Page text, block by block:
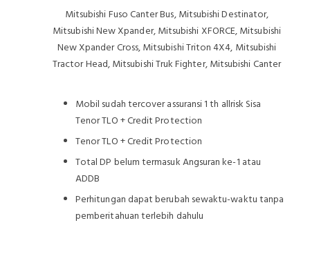
Mitsubishi Fuso Canter Bus, Mitsubishi Destinator,
Mitsubishi New Xpander, Mitsubishi XFORCE, Mitsubishi
New Xpander Cross, Mitsubishi Triton 4X4, Mitsubishi
Tractor Head, Mitsubishi Truk Fighter, Mitsubishi Canter
Mobil sudah tercover assuransi 1 th allrisk Sisa
Tenor TLO + Credit Protection
Tenor TLO + Credit Protection
Total DP belum termasuk Angsuran ke-1 atau
ADDB
Perhitungan dapat berubah sewaktu-waktu tanpa
pemberitahuan terlebih dahulu